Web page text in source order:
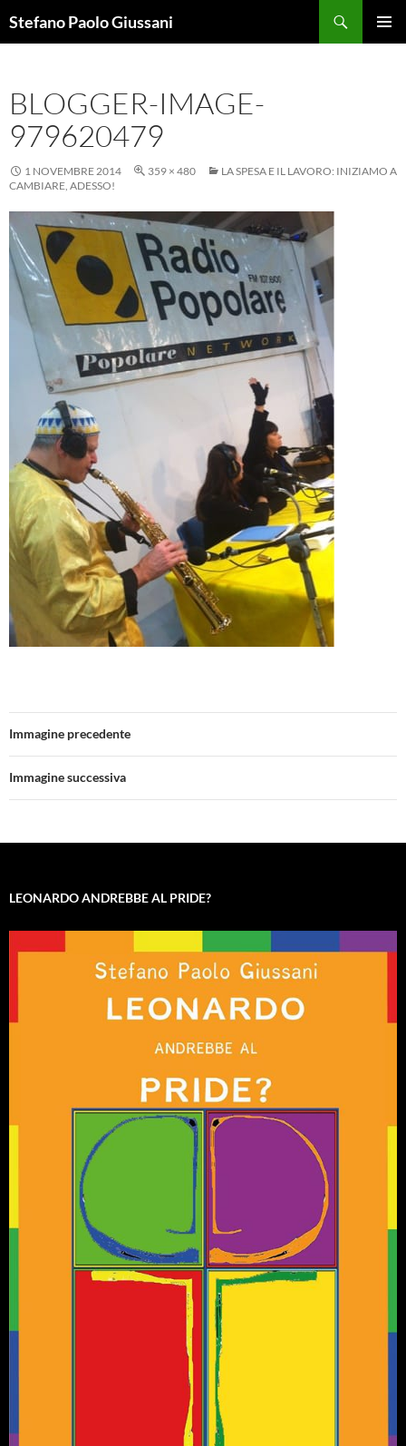
alStefano Paolo Giussani
BLOGGER-IMAGE-
979620479
1 NOVEMBRE 2014 359 × 480
LA SPESA E IL LAVORO: INIZIAMO A
CAMBIARE, ADESSO!
Immagine precedente
Immagine successiva
LEONARDO ANDREBBE AL PRIDE?